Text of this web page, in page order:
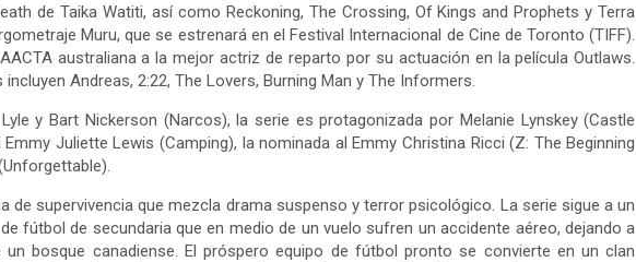
de Taika Watiti, así como Reckoning, The Crossing, Of Kings and Prophets y Terra
Muru, que se estrenará en el Festival Internacional de Cine de Toronto (TIFF).
australiana a la mejor actriz de reparto por su actuación en la película Outlaws.
Andreas, 2:22, The Lovers, Burning Man y The Informers.
y Bart Nickerson (Narcos), la serie es protagonizada por Melanie Lynskey (Castle
Juliette Lewis (Camping), la nominada al Emmy Christina Ricci (Z: The Beginning
de supervivencia que mezcla drama suspenso y terror psicológico. La serie sigue a un
fútbol de secundaria que en medio de un vuelo sufren un accidente aéreo, dejando a
bosque canadiense. El próspero equipo de fútbol pronto se convierte en un clan